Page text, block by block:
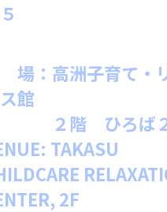
場：高洲子育て・
館
階 ひろば
TAKASU
2F